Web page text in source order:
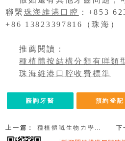
聯繫 珠海維港口腔 ：+853
+86 13823397816（珠海）
推薦閱讀：
種植體按結構分類有咩類
珠海維港口腔收費標準
諮詢牙醫 預約登記
上一篇： 種植體嘅生物力學相容性有咩要求咧？拱北植牙邊位牙醫手勢好？ 下